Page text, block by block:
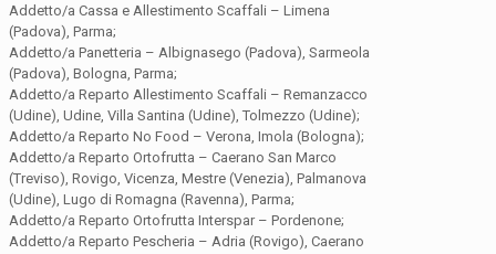
Addetto/a Cassa e Allestimento Scaffali – Limena
(Padova), Parma;
Addetto/a Panetteria – Albignasego (Padova), Sarmeola
(Padova), Bologna, Parma;
Addetto/a Reparto Allestimento Scaffali – Remanzacco
(Udine), Udine, Villa Santina (Udine), Tolmezzo (Udine);
Addetto/a Reparto No Food – Verona, Imola (Bologna);
Addetto/a Reparto Ortofrutta – Caerano San Marco
(Treviso), Rovigo, Vicenza, Mestre (Venezia), Palmanova
(Udine), Lugo di Romagna (Ravenna), Parma;
Addetto/a Reparto Ortofrutta Interspar – Pordenone;
Addetto/a Reparto Pescheria – Adria (Rovigo), Caerano